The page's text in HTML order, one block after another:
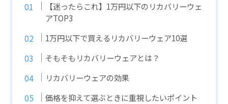
【迷ったらこれ】1万円以下のリカバリーウェ
アTOP3
1万円以下で買えるリカバリーウェア10選
そもそもリカバリーウェアとは？
リカバリーウェアの効果
価格を抑えて選ぶときに重視したいポイント